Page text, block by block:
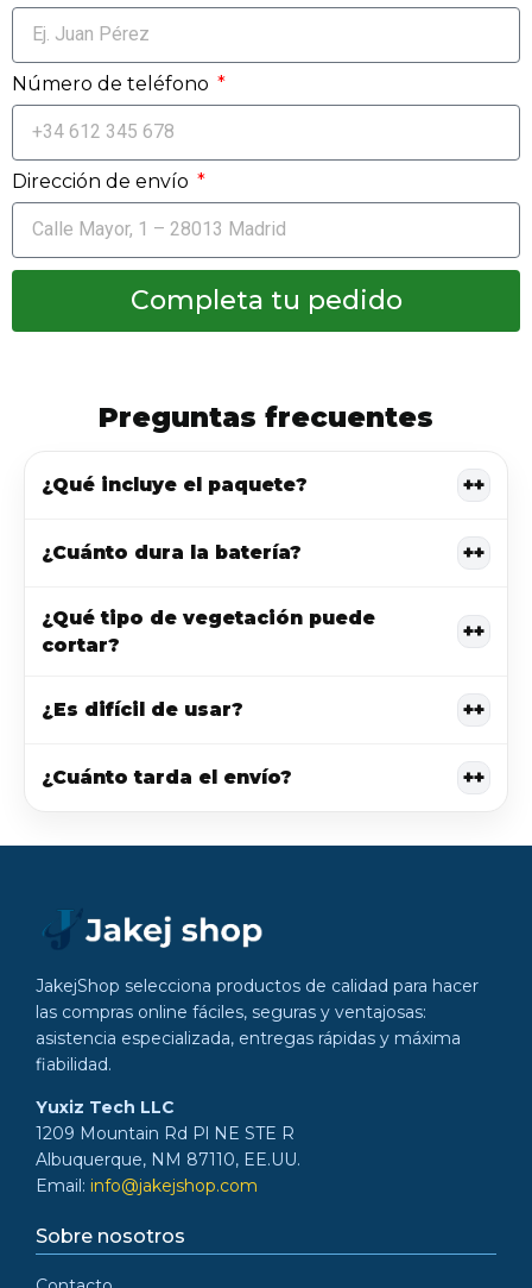
Número de teléfono
Dirección de envío
Completa tu pedido
Preguntas frecuentes
¿Qué incluye el paquete? +
¿Cuánto dura la batería? +
¿Qué tipo de vegetación puede
cortar?
+
¿Es difícil de usar? +
¿Cuánto tarda el envío? +
JakejShop selecciona productos de calidad para hacer
las compras online fáciles, seguras y ventajosas:
asistencia especializada, entregas rápidas y máxima
fiabilidad.
Yuxiz Tech LLC
1209 Mountain Rd Pl NE STE R
Albuquerque, NM 87110, EE.UU.
Email: info@jakejshop.com
Sobre nosotros